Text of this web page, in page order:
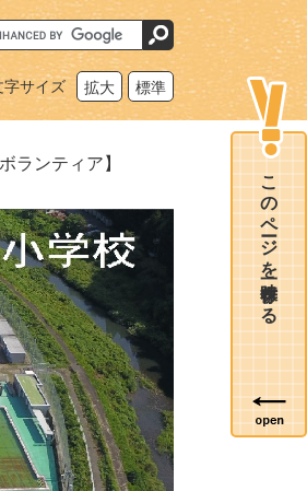
字サイズ 拡大 標準
ランティア】
このページを一時保存する